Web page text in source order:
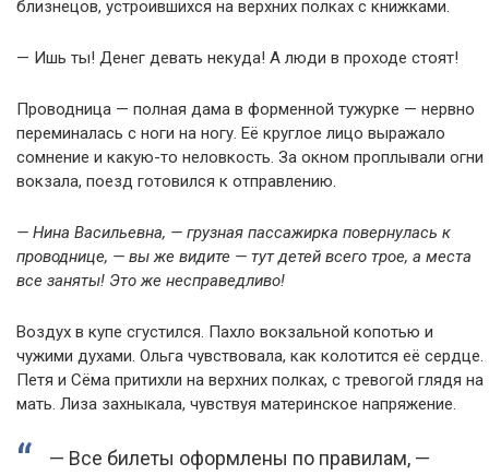
близнецов, устроившихся на верхних полках с книжками.
— Ишь ты! Денег девать некуда! А люди в проходе стоят!
Проводница — полная дама в форменной тужурке — нервно
переминалась с ноги на ногу. Её круглое лицо выражало
сомнение и какую-то неловкость. За окном проплывали огни
вокзала, поезд готовился к отправлению.
— Нина Васильевна, — грузная пассажирка повернулась к
проводнице, — вы же видите — тут детей всего трое, а места
все заняты! Это же несправедливо!
Воздух в купе сгустился. Пахло вокзальной копотью и
чужими духами. Ольга чувствовала, как колотится её сердце.
Петя и Сёма притихли на верхних полках, с тревогой глядя на
мать. Лиза захныкала, чувствуя материнское напряжение.
— Все билеты оформлены по правилам, —